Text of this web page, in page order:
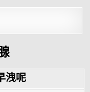
洩呢